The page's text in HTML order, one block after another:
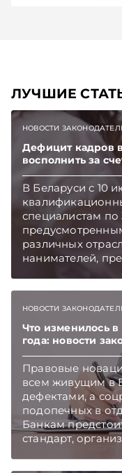
ЛУЧШИЕ
НОВОСТИ
Дефицит кадров
восполнить за
В Беларуси с 10
специалистам
различных
нанимателей,
новации
окончивших 3
более
дефицит.
Viber. Главное
раньше, чем в
НОВОСТИ
Что изменилось
года: новости
Правовые
всем живущим в
дефектами, а
подопечных в
Банкам
стандарт,